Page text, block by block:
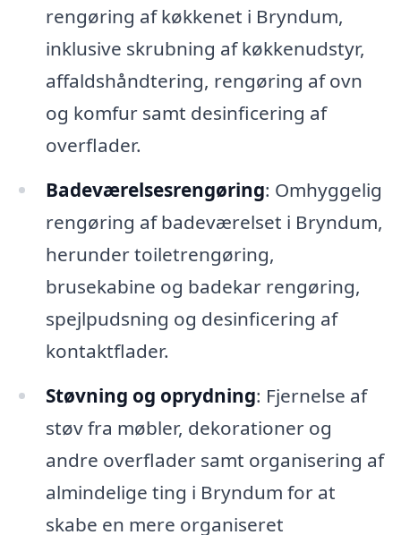
rengøring af køkkenet i Bryndum,
inklusive skrubning af køkkenudstyr,
affaldshåndtering, rengøring af ovn
og komfur samt desinficering af
overflader.
Badeværelsesrengøring: Omhyggelig
rengøring af badeværelset i Bryndum,
herunder toiletrengøring,
brusekabine og badekar rengøring,
spejlpudsning og desinficering af
kontaktflader.
Støvning og oprydning: Fjernelse af
støv fra møbler, dekorationer og
andre overflader samt organisering af
almindelige ting i Bryndum for at
skabe en mere organiseret